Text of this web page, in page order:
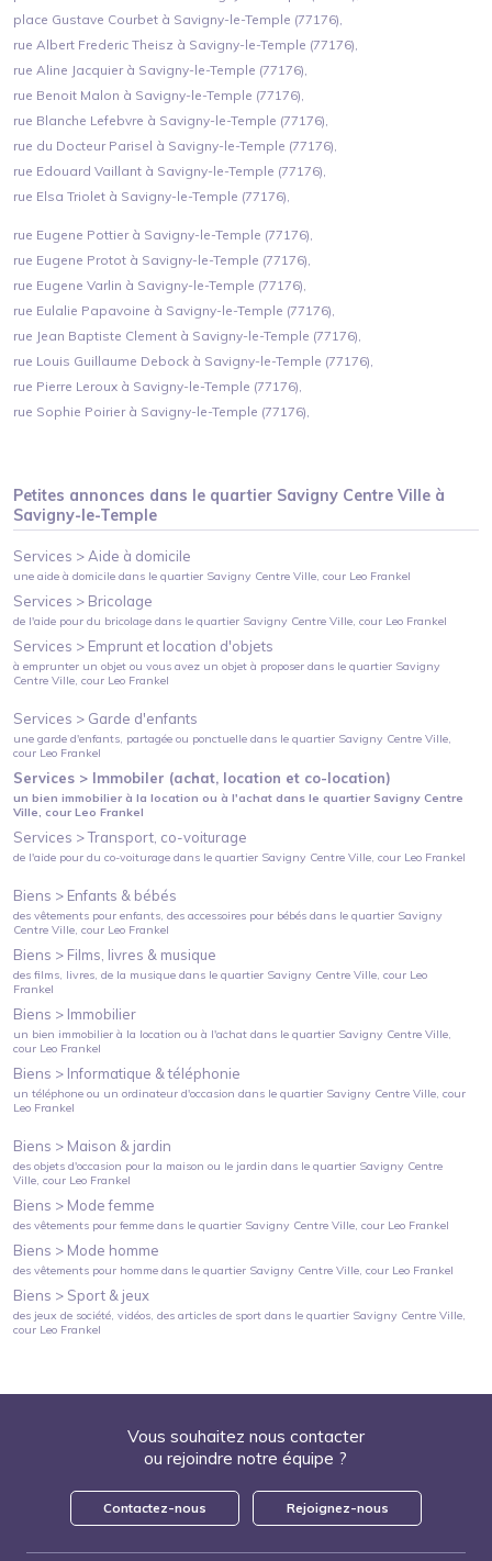
place Gustave Courbet à Savigny-le-Temple (77176),
rue Albert Frederic Theisz à Savigny-le-Temple (77176),
rue Aline Jacquier à Savigny-le-Temple (77176),
rue Benoit Malon à Savigny-le-Temple (77176),
rue Blanche Lefebvre à Savigny-le-Temple (77176),
rue du Docteur Parisel à Savigny-le-Temple (77176),
rue Edouard Vaillant à Savigny-le-Temple (77176),
rue Elsa Triolet à Savigny-le-Temple (77176),
rue Eugene Pottier à Savigny-le-Temple (77176),
rue Eugene Protot à Savigny-le-Temple (77176),
rue Eugene Varlin à Savigny-le-Temple (77176),
rue Eulalie Papavoine à Savigny-le-Temple (77176),
rue Jean Baptiste Clement à Savigny-le-Temple (77176),
rue Louis Guillaume Debock à Savigny-le-Temple (77176),
rue Pierre Leroux à Savigny-le-Temple (77176),
rue Sophie Poirier à Savigny-le-Temple (77176),
Petites annonces dans le quartier Savigny Centre Ville à
Savigny-le-Temple
Services >Aide à domicile
une aide à domicile dans le quartier Savigny Centre Ville, cour Leo Frankel
Services > Bricolage
de l'aide pour du bricolage dans le quartier Savigny Centre Ville, cour Leo Frankel
Services > Emprunt et location d'objets
à emprunter un objet ou vous avez un objet à proposer dans le quartier Savigny
Centre Ville, cour Leo Frankel
Services > Garde d'enfants
une garde d'enfants, partagée ou ponctuelle dans le quartier Savigny Centre Ville,
cour Leo Frankel
Services > Immobiler (achat, location et co-location)
un bien immobilier à la location ou à l'achat dans le quartier Savigny Centre
Ville, cour Leo Frankel
Services >Transport, co-voiturage
de l'aide pour du co-voiturage dans le quartier Savigny Centre Ville, cour Leo Frankel
Biens > Enfants & bébés
des vêtements pour enfants, des accessoires pour bébés dans le quartier Savigny
Centre Ville, cour Leo Frankel
Biens > Films, livres & musique
des films, livres, de la musique dans le quartier Savigny Centre Ville, cour Leo
Frankel
Biens > Immobilier
un bien immobilier à la location ou à l'achat dans le quartier Savigny Centre Ville,
cour Leo Frankel
Biens > Informatique & téléphonie
un téléphone ou un ordinateur d'occasion dans le quartier Savigny Centre Ville, cour
Leo Frankel
Biens > Maison & jardin
des objets d'occasion pour la maison ou le jardin dans le quartier Savigny Centre
Ville, cour Leo Frankel
Biens > Mode femme
des vêtements pour femme dans le quartier Savigny Centre Ville, cour Leo Frankel
Biens > Mode homme
des vêtements pour homme dans le quartier Savigny Centre Ville, cour Leo Frankel
Biens > Sport & jeux
des jeux de société, vidéos, des articles de sport dans le quartier Savigny Centre Ville,
cour Leo Frankel
Vous souhaitez nous contacter
ou rejoindre notre équipe ?
Contactez-nous Rejoignez-nous